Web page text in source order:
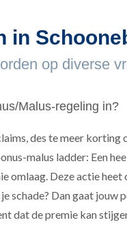
in
op diverse
Malus-regeling in?
des te meer korting
malus ladder: Een
omlaag. Deze actie
schade? Dan gaat jouw
dat de premie kan